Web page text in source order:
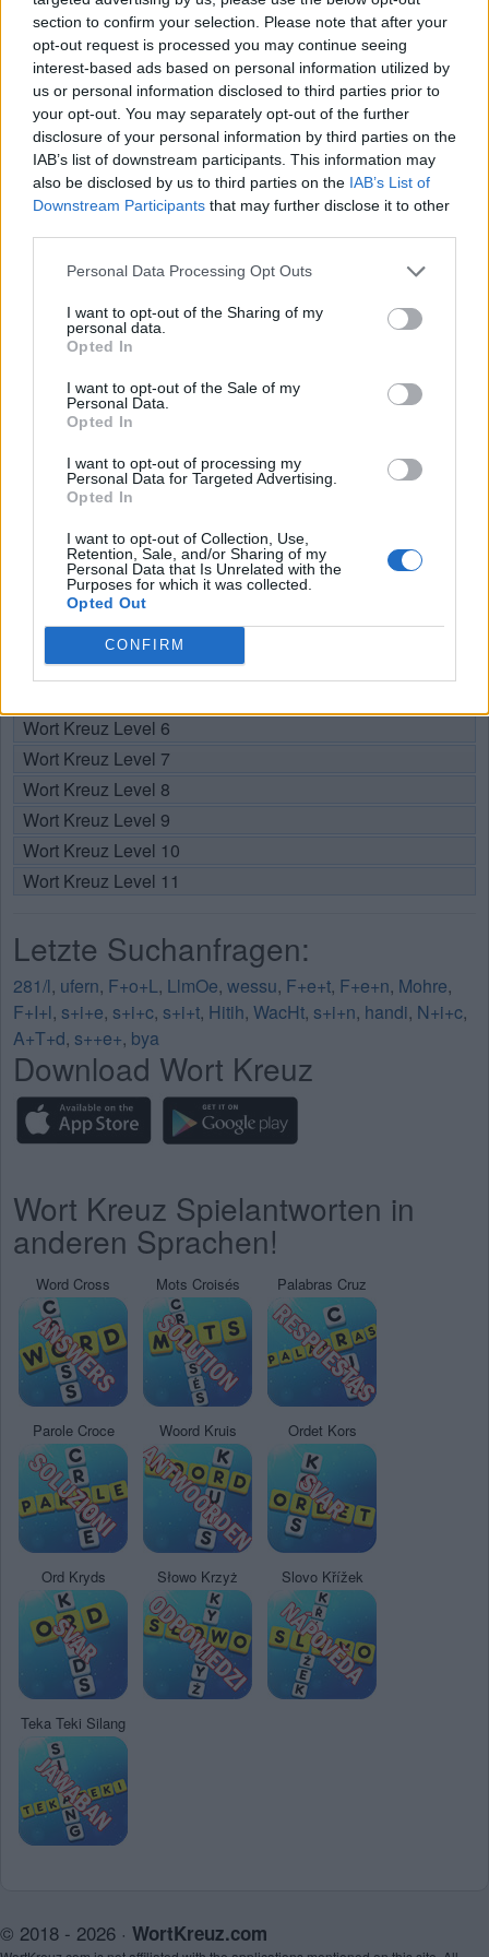
section to confirm your selection. Please note that after your
opt-out request is processed you may continue seeing
interest-based ads based on personal information utilized by
us or personal information disclosed to third parties prior to
your opt-out. You may separately opt-out of the further
disclosure of your personal information by third parties on the
IAB’s list of downstream participants. This information may
also be disclosed by us to third parties on the IAB’s List of
Downstream Participants that may further disclose it to other
Personal Data Processing Opt Outs
I want to opt-out of the Sharing of my
personal data.
Opted In
I want to opt-out of the Sale of my
Personal Data.
Opted In
I want to opt-out of processing my
Personal Data for Targeted Advertising.
Opted In
I want to opt-out of Collection, Use,
Retention, Sale, and/or Sharing of my
Personal Data that Is Unrelated with the
Purposes for which it was collected.
Opted Out
CONFIRM
mit Ihrer Freundesliste, mehr Spieler bedeutet mehr Umsatz
für den Entwickler, also helfen Sie ihm zu wachsen.
Suche nach Buchstaben.
Geben Sie alle Buchstaben
des Puzzles ein:
Suche
nach
Buchstaben.
Puzzles
Wählen Sie Ihr Puzzle aus:
Puzzle nicht gefunden.
Hier können Sie nach Ihrer Antwort anhand der
Levelnummer suchen, aber wir empfehlen Ihnen, die Suche
nach Buchstaben zu verwenden.
Wählen Sie Ihr Level:
Wort Kreuz Level 1
Wort Kreuz Level 2
Wort Kreuz Level 3
Wort Kreuz Level 4
Wort Kreuz Level 6
Wort Kreuz Level 7
Wort Kreuz Level 8
Wort Kreuz Level 9
Wort Kreuz Level 10
Wort Kreuz Level 11
Letzte Suchanfragen:
281/l, ufern, F+o+L, LlmOe, wessu, F+e+t, F+e+n, Mohre,
F+I+l, s+i+e, s+i+c, s+i+t, Hitih, WacHt, s+i+n, handi, N+i+c,
A+T+d, s++e+, bya
Download Wort Kreuz
Wort Kreuz Spielantworten in
anderen Sprachen!
Word Cross Mots Croisés Palabras Cruz
Parole Croce Woord Kruis Ordet Kors
Ord Kryds Słowo Krzyż Slovo Křížek
Teka Teki Silang
© 2018 - 2026 · WortKreuz.com